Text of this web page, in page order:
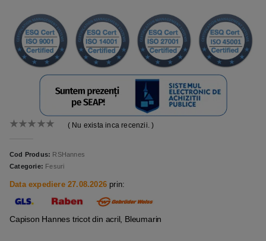
( Nu exista inca recenzii. )
Cod Produs: RSHannes
Categorie: Fesuri
Data expediere 27.08.2026 prin:
Capison Hannes tricot din acril, Bleumarin